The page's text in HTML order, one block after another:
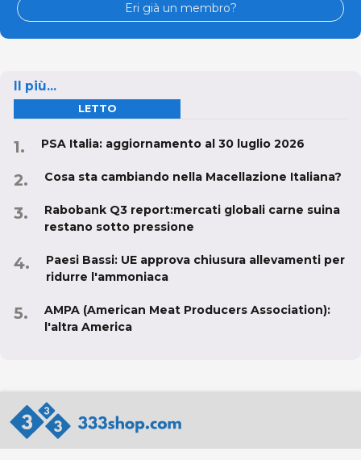
Eri già un membro?
Il più...
LETTO
PSA Italia: aggiornamento al 30 luglio 2026
Cosa sta cambiando nella Macellazione Italiana?
Rabobank Q3 report:mercati globali carne suina
restano sotto pressione
Paesi Bassi: UE approva chiusura allevamenti per
ridurre l'ammoniaca
AMPA (American Meat Producers Association):
l'altra America